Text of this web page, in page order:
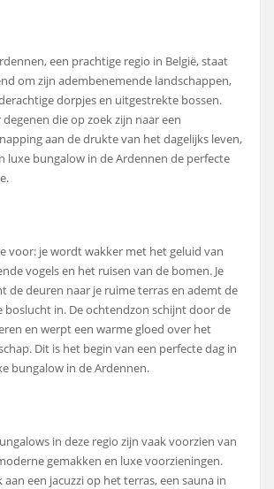
een prachtige regio in België, staat
om zijn adembenemende landschappen,
dorpjes en uitgestrekte bossen.
degenen die op zoek zijn naar een
aan de drukte van het dagelijks leven,
luxe bungalow in de Ardennen de perfecte
voor: je wordt wakker met het geluid van
vogels en het ruisen van de bomen. Je
de deuren naar je ruime terras en ademt de
boslucht in. De ochtendzon schijnt door de
en werpt een warme gloed over het
Dit is het begin van een perfecte dag in
bungalow in de Ardennen.
in deze regio zijn vaak voorzien van
gemakken en luxe voorzieningen.
aan een jacuzzi op het terras, een sauna in